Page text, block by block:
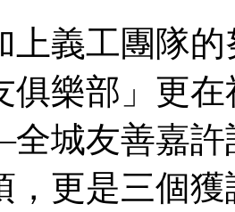
上義工團隊
俱樂部」更
城友善嘉許
，更是三個